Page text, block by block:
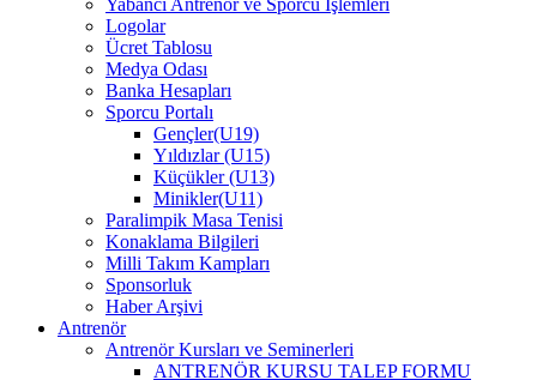
Yabancı Antrenör ve Sporcu İşlemleri
Logolar
Ücret Tablosu
Medya Odası
Banka Hesapları
Sporcu Portalı
Gençler(U19)
Yıldızlar (U15)
Küçükler (U13)
Minikler(U11)
Paralimpik Masa Tenisi
Konaklama Bilgileri
Milli Takım Kampları
Sponsorluk
Haber Arşivi
Antrenör
Antrenör Kursları ve Seminerleri
ANTRENÖR KURSU TALEP FORMU